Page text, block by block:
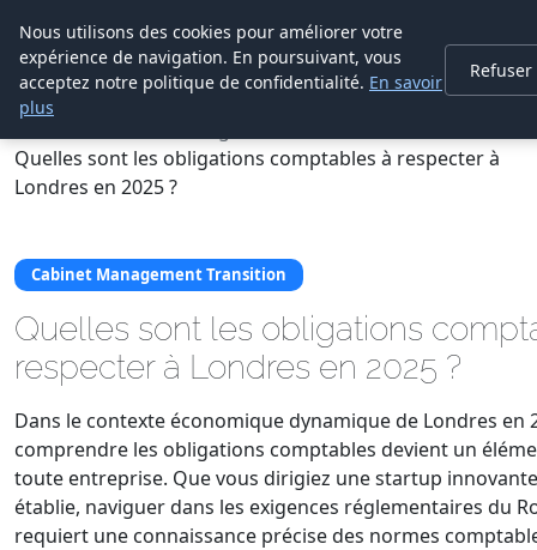
Cabinet De
Management De
Transition
Quelles sont les obligations comptables à respecter à
Londres en 2025 ?
Cabinet Management Transition
Quelles sont les obligations
respecter à Londres en 2025 ?
Dans le contexte économique dynamique de Londres en
comprendre les obligations comptables devient un
toute entreprise. Que vous dirigiez une startup
établie, naviguer dans les exigences réglementaires du
requiert une connaissance précise des normes
Nous utilisons des cookies pour améliorer votre
expérience de navigation. En poursuivant, vous
acceptez notre politique de confidentialité. En savoir
plus
Refuser